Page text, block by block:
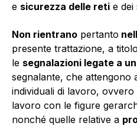
e sicurezza delle reti e dei
Non rientrano pertanto
presente trattazione, a
le segnalazioni legate a
segnalante, che attengono
individuali di lavoro,
lavoro con le figure
nonché quelle relative a